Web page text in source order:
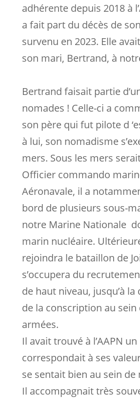
adhérente depuis 2018 à
a fait part du décès de
survenu en 2023. Elle
son mari, Bertrand, à
Bertrand faisait partie
nomades ! Celle-ci a
son père qui fut pilote d
à lui, son nomadisme
mers. Sous les mers
Officier commando
Aéronavale, il a
bord de plusieurs sous-
notre Marine Nationale
marin nucléaire.
rejoindra le bataillon de
s’occupera du
de haut niveau, jusqu’à
de la conscription au sein
armées.
Il avait trouvé à l’AAPN
correspondait à ses
se sentait bien au sein de
Il accompagnait très